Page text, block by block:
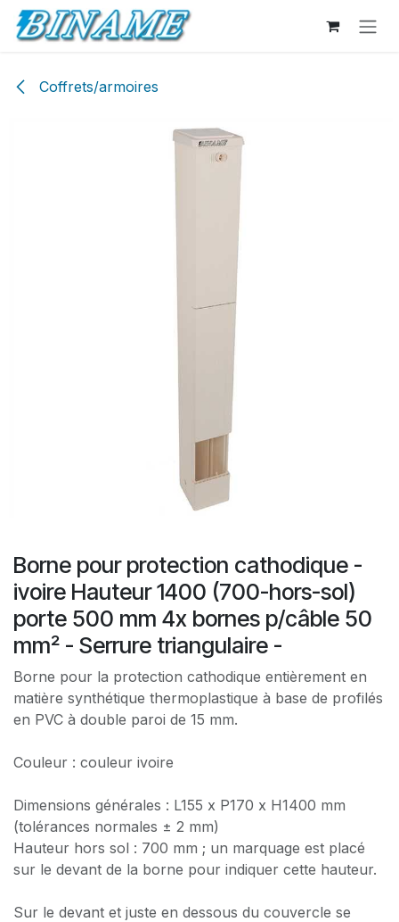
Se rendre au contenu
Coffrets/armoires
Borne pour protection cathodique -
ivoire Hauteur 1400 (700-hors-sol)
porte 500 mm 4x bornes p/câble 50
mm² - Serrure triangulaire -
Borne pour la protection cathodique entièrement en
matière synthétique thermoplastique à base de profilés
en PVC à double paroi de 15 mm.
Couleur : couleur ivoire
Dimensions générales : L155 x P170 x H1400 mm
(tolérances normales ± 2 mm)
Hauteur hors sol : 700 mm ; un marquage est placé
sur le devant de la borne pour indiquer cette hauteur.
Sur le devant et juste en dessous du couvercle se